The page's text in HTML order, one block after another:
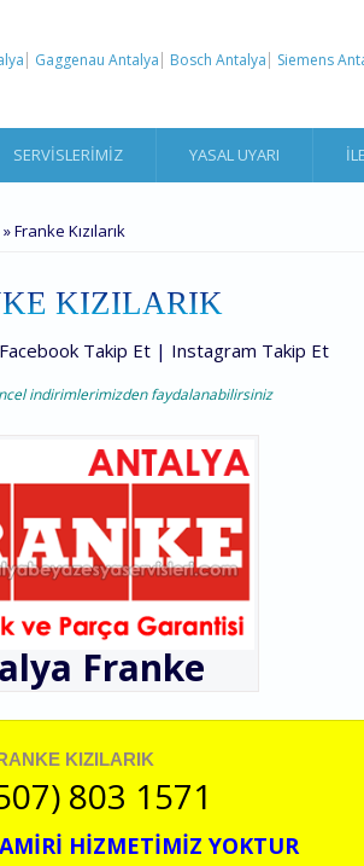
Gaggenau Antalya Bosch Antalya Siemens
SERVISLERIMIZ YASAL UYARI
» Franke Kızılarık
KIZILARIK
Facebook Takip Et | Instagram Takip Et
indirimlerimizden faydalanabilirsiniz
Franke
KIZILARIK
803 1571
HİZMETİMİZ YOKTUR